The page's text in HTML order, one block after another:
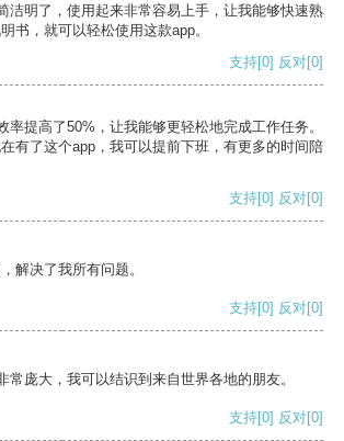
洁明了，使用起来非常容易上手，让我能够快速熟
书，就可以轻松使用这款app。
支持[0] 反对[0]
率提高了50%，让我能够更轻松地完成工作任务。
有了这个app，我可以提前下班，有更多的时间陪
支持[0] 反对[0]
解决了我所有问题。
支持[0] 反对[0]
常庞大，我可以结识到来自世界各地的朋友。
支持[0] 反对[0]